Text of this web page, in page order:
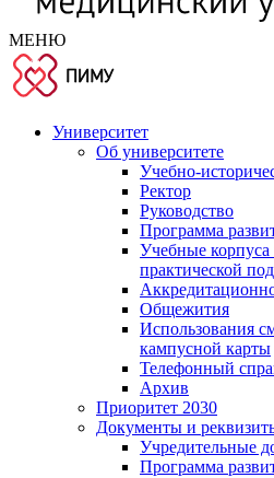
МЕНЮ
Университет
Об университете
Учебно-
Ректор
Руководство
Программа
Учебные
практической
Общежития
Использования
кампусной карты
Телефонный
Архив
Приоритет 2030
Документы и
Учредительные
Программа